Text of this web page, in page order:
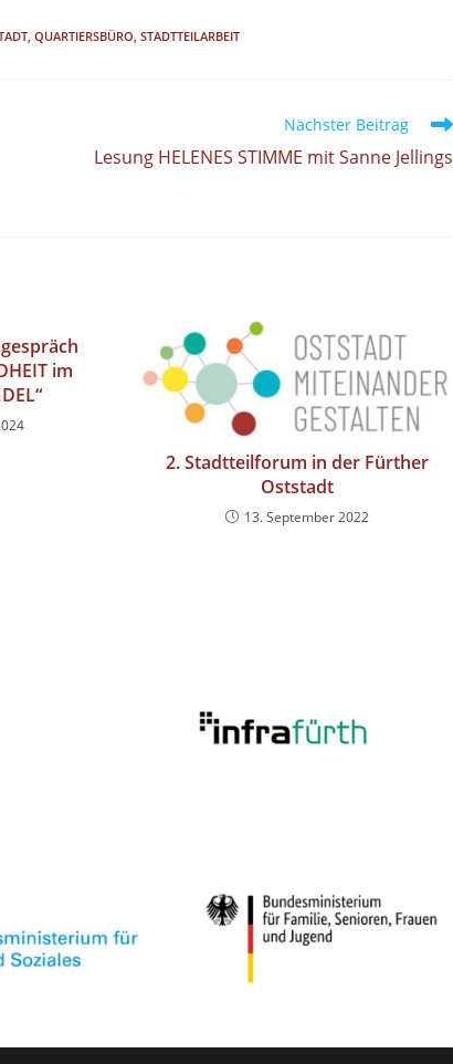
, QUARTIERSBÜRO, STADTTEILARBEIT
Nächster Beitrag
Lesung HELENES STIMME mit Sanne Jellings
im
2. Stadtteilforum in der Fürther
Oststadt
13. September 2022